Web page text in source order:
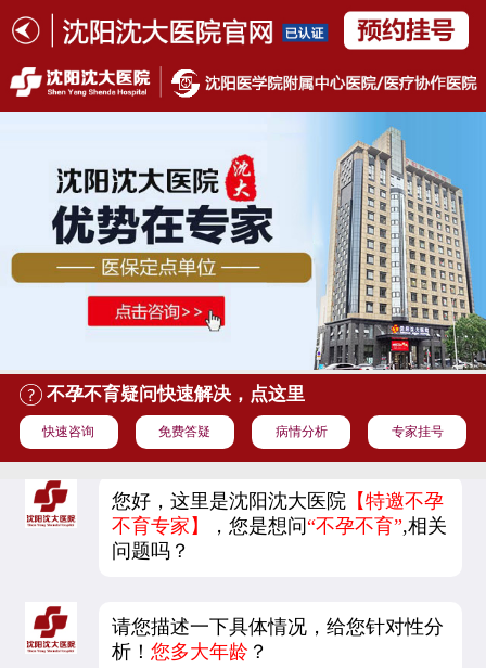
不孕不育疑问快速解决，点这里
快速咨询 免费答疑 病情分析 专家挂号
您好，这里是沈阳沈大医院 【特邀不孕
不育专家】
，您是想问“不孕不育”,相关
问题吗？
请您描述一下具体情况，给您针对性分
析！您多大年龄 ？